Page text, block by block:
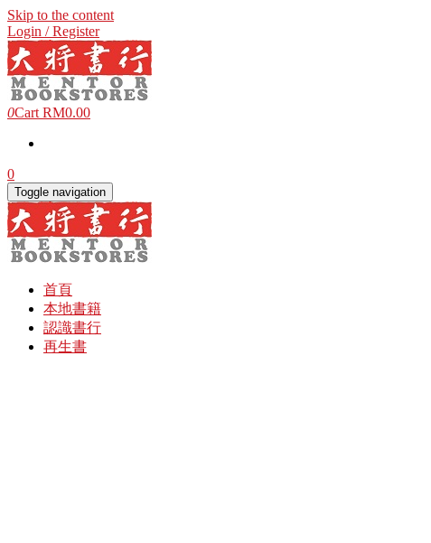
Skip to the content
Login / Register
0Cart RM0.00
0
Toggle navigation
首頁
本地書籍
認識書行
再生書